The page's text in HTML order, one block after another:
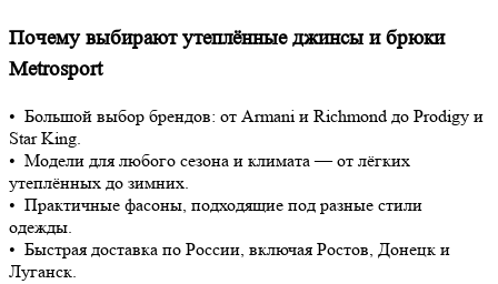
Почему выбирают утеплённые джинсы и брюки
Metrosport
• Большой выбор брендов: от Armani и Richmond до Prodigy и
Star King.
• Модели для любого сезона и климата — от лёгких
утеплённых до зимних.
• Практичные фасоны, подходящие под разные стили
одежды.
• Быстрая доставка по России, включая Ростов, Донецк и
Луганск.